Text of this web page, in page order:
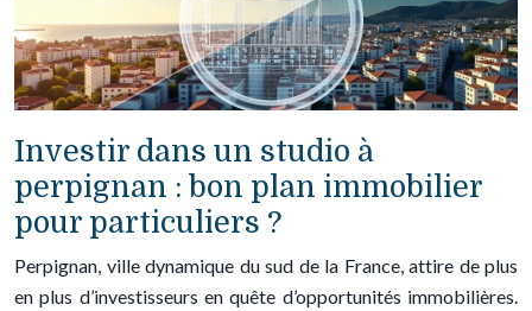
Investir dans un studio à
perpignan : bon plan immobilier
pour particuliers ?
Perpignan, ville dynamique du sud de la France, attire de plus
en plus d’investisseurs en quête d’opportunités immobilières.